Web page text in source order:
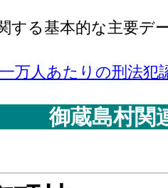
する基本的な主要
一万人あたりの刑法犯
御蔵島村関